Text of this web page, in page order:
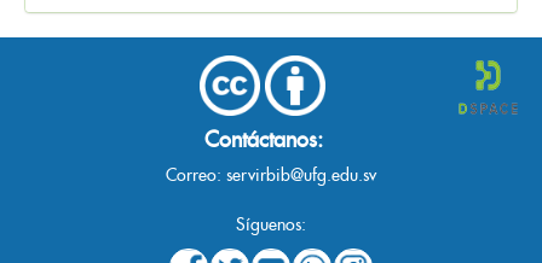
Contáctanos:
Correo: servirbib@ufg.edu.sv
Síguenos: